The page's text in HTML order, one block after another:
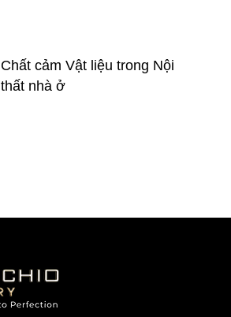
Chất cảm Vật liệu trong Nội
thất nhà ở